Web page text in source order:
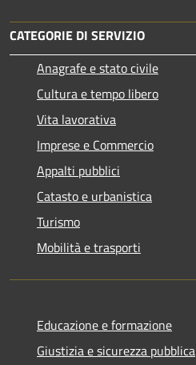
CATEGORIE DI SERVIZIO
Anagrafe e stato civile
Cultura e tempo libero
Vita lavorativa
Imprese e Commercio
Appalti pubblici
Catasto e urbanistica
Turismo
Mobilità e trasporti
Educazione e formazione
Giustizia e sicurezza pubblica